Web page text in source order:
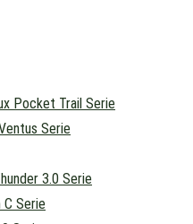
Pocket Trail Serie
Serie
3.0 Serie
C Serie